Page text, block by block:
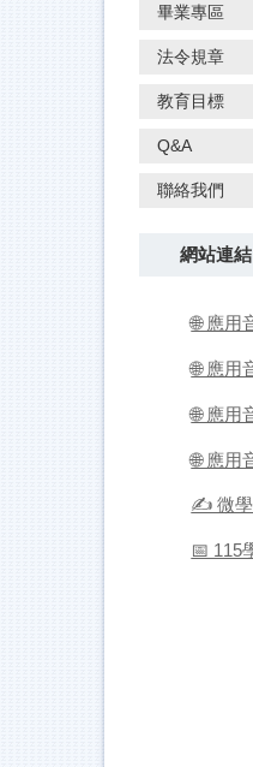
畢業專區
法令規章
教育目標
Q&A
聯絡我們
網站連結
🌐 應用
🌐 應用
🌐 應用
🌐 應用
✍️ 微學
📅 115